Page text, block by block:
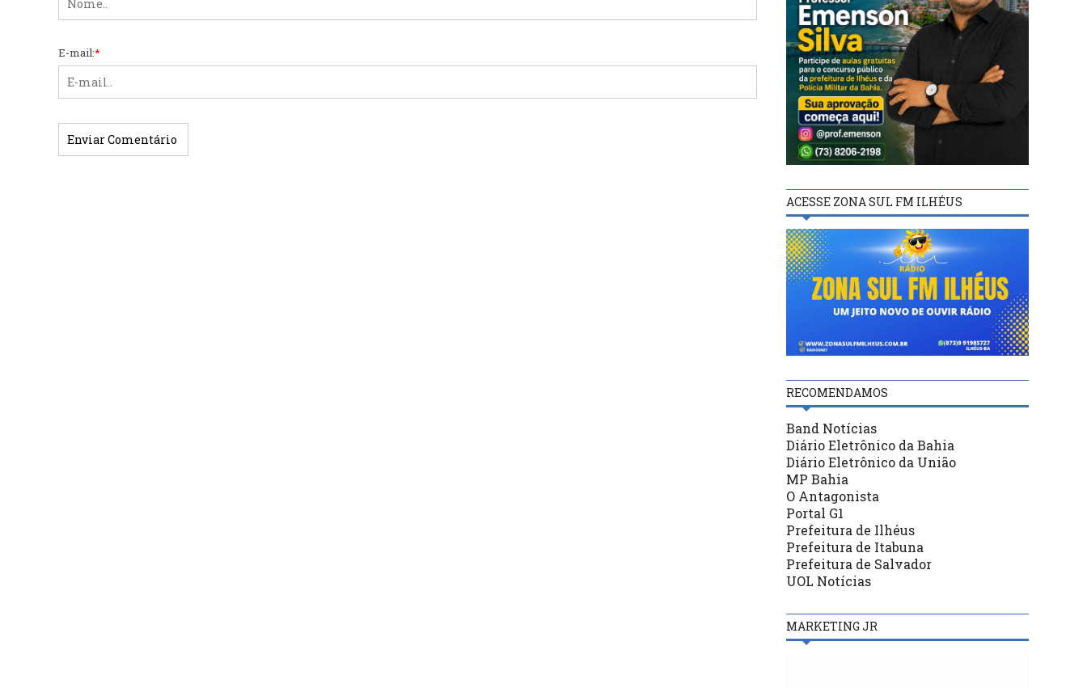
E-mail:*
ACESSE ZONA SUL FM ILHÉUS
RECOMENDAMOS
Band Notícias
Diário Eletrônico da Bahia
Diário Eletrônico da União
MP Bahia
O Antagonista
Portal G1
Prefeitura de Ilhéus
Prefeitura de Itabuna
Prefeitura de Salvador
UOL Notícias
MARKETING JR